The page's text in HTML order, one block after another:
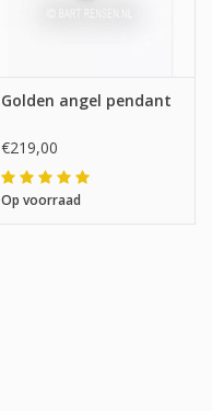
Golden angel pendant
€219,00
Op voorraad